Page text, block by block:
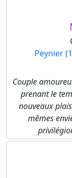
Peynier
Couple
prenant le
nouveaux
mêmes